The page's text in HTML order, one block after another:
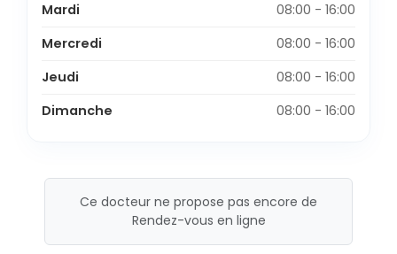
Mardi
08:00 - 16:00
Mercredi
08:00 - 16:00
Jeudi
08:00 - 16:00
Dimanche
08:00 - 16:00
Ce docteur ne propose pas encore de
Rendez-vous en ligne